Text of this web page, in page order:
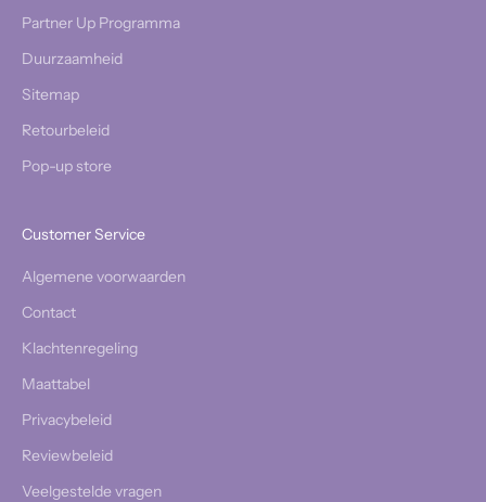
Partner Up Programma
Duurzaamheid
Sitemap
Retourbeleid
Pop-up store
Customer Service
Algemene voorwaarden
Contact
Klachtenregeling
Maattabel
Privacybeleid
Reviewbeleid
Veelgestelde vragen